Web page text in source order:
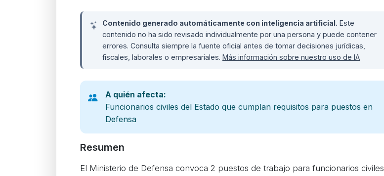
Contenido generado automáticamente con inteligencia artificial. Este
contenido no ha sido revisado individualmente por una persona y puede contener
errores. Consulta siempre la fuente oficial antes de tomar decisiones jurídicas,
fiscales, laborales o empresariales. Más información sobre nuestro uso de IA
A quién afecta:
Funcionarios civiles del Estado que cumplan requisitos para puestos en
Defensa
Resumen
El Ministerio de Defensa convoca 2 puestos de trabajo para funcionarios civiles